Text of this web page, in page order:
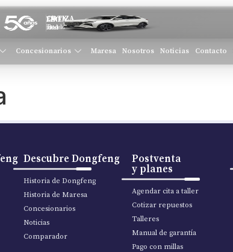
COTIZA EN LÍNEA
Tu modelo ideal
Concesionarios Maresa Nosotros Noticias Contacto
Descubre Dongfeng
Historia de Dongfeng
Historia de Maresa
Concesionarios
Noticias
Comparador
Postventa
y planes
Agendar cita a taller
Cotizar repuestos
Talleres
Manual de garantía
Pago con millas